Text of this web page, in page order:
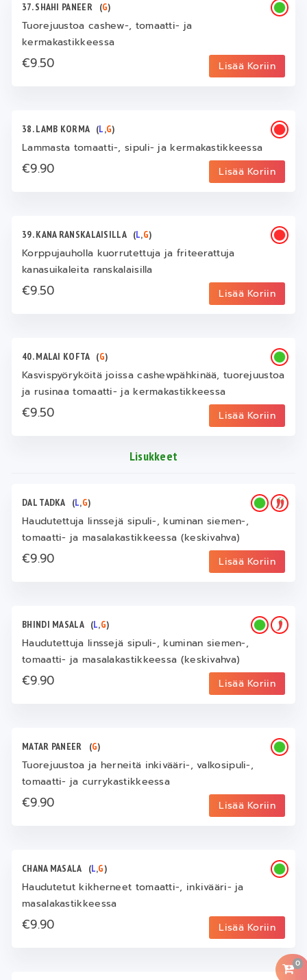
0
37. SHAHI PANEER (G)
Tuorejuustoa cashew-, tomaatti- ja
kermakastikkeessa
€9.50 Lisää Koriin
38. LAMB KORMA (L,G)
Lammasta tomaatti-, sipuli- ja kermakastikkeessa
€9.90 Lisää Koriin
39. KANA RANSKALAISILLA (L,G)
Korppujauholla kuorrutettuja ja friteerattuja
kanasuikaleita ranskalaisilla
€9.50 Lisää Koriin
40. MALAI KOFTA (G)
Kasvispyöryköitä joissa cashewpähkinää, tuorejuustoa
ja rusinaa tomaatti- ja kermakastikkeessa
€9.50 Lisää Koriin
Lisukkeet
DAL TADKA (L,G)
Haudutettuja linssejä sipuli-, kuminan siemen-,
tomaatti- ja masalakastikkeessa (keskivahva)
€9.90 Lisää Koriin
BHINDI MASALA (L,G)
Haudutettuja linssejä sipuli-, kuminan siemen-,
tomaatti- ja masalakastikkeessa (keskivahva)
€9.90 Lisää Koriin
MATAR PANEER (G)
Tuorejuustoa ja herneitä inkivääri-, valkosipuli-,
tomaatti- ja currykastikkeessa
€9.90 Lisää Koriin
CHANA MASALA (L,G)
Haudutetut kikherneet tomaatti-, inkivääri- ja
masalakastikkeessa
€9.90 Lisää Koriin